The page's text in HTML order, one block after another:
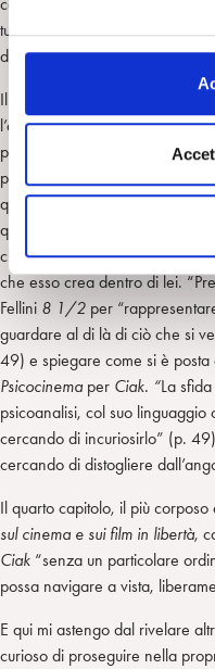
l
n
s
e
n
s
tuttavia ne temeva i “potenziali
di suggestione e di alterazione
Il terzo capitolo
l’autrice racconta come nella
psicoanalista si sia intrecciata
passione per “l’investigazione
quello interno” (p. 46),
quando lavora nella sua stanza
che è il suo modo di “vivere
che esso crea dentro di lei.
Fellini 8 1/2 per
guardare al di là di ciò che si
49) e spiegare come si è
Psicocinema per Ciak. “La
psicoanalisi, col suo linguaggio
cercando di incuriosirlo” (p.
cercando di distogliere
Il quarto capitolo, il più corposo
sul cinema e sui film in libertà,
Ciak “senza un particolare
possa navigare a vista,
E qui mi astengo dal rivelare
curioso di proseguire nella